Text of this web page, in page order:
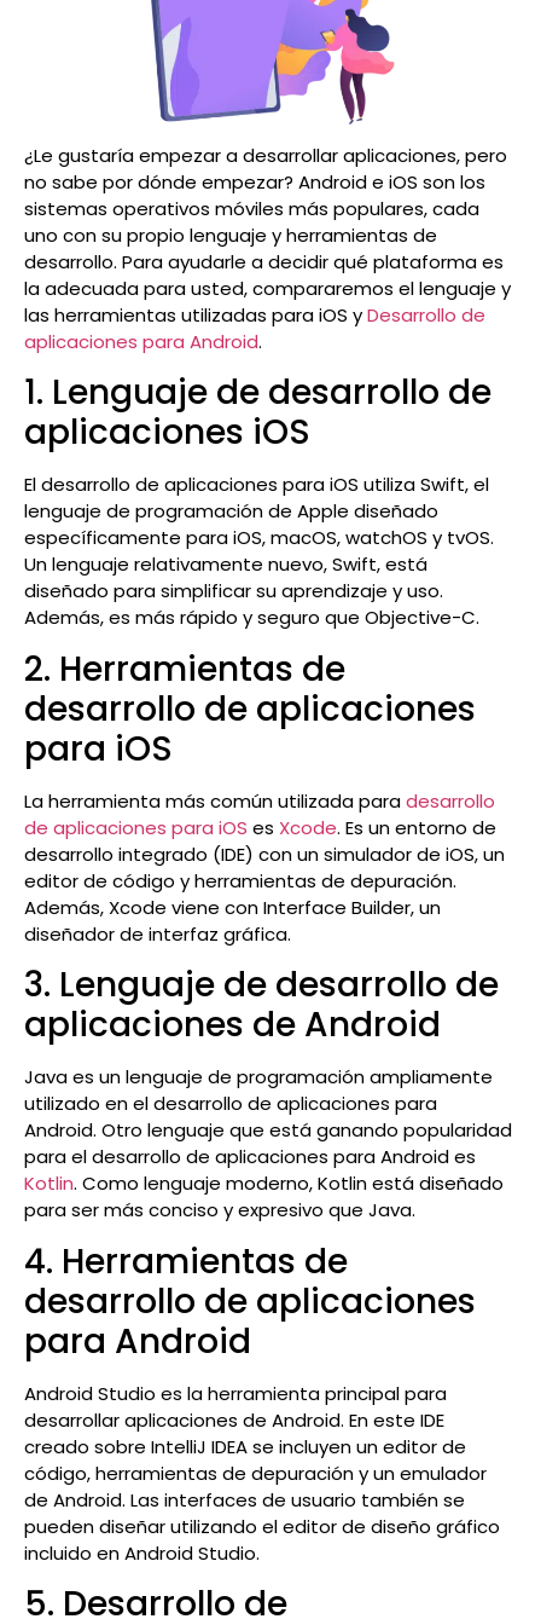
¿Le gustaría empezar a desarrollar aplicaciones, pero
no sabe por dónde empezar? Android e iOS son los
sistemas operativos móviles más populares, cada
uno con su propio lenguaje y herramientas de
desarrollo. Para ayudarle a decidir qué plataforma es
la adecuada para usted, compararemos el lenguaje y
las herramientas utilizadas para iOS yDesarrollo de
aplicaciones para Android.
1. Lenguaje de desarrollo de
aplicaciones iOS
El desarrollo de aplicaciones para iOS utiliza Swift, el
lenguaje de programación de Apple diseñado
específicamente para iOS, macOS, watchOS y tvOS.
Un lenguaje relativamente nuevo, Swift, está
diseñado para simplificar su aprendizaje y uso.
Además, es más rápido y seguro que Objective-C.
2. Herramientas de
desarrollo de aplicaciones
para iOS
La herramienta más común utilizada paradesarrollo
de aplicaciones para iOS es Xcode. Es un entorno de
desarrollo integrado (IDE) con un simulador de iOS, un
editor de código y herramientas de depuración.
Además, Xcode viene con Interface Builder, un
diseñador de interfaz gráfica.
3. Lenguaje de desarrollo de
aplicaciones de Android
Java es un lenguaje de programación ampliamente
utilizado en el desarrollo de aplicaciones para
Android. Otro lenguaje que está ganando popularidad
para el desarrollo de aplicaciones para Android es
Kotlin. Como lenguaje moderno, Kotlin está diseñado
para ser más conciso y expresivo que Java.
4. Herramientas de
desarrollo de aplicaciones
para Android
Android Studio es la herramienta principal para
desarrollar aplicaciones de Android. En este IDE
creado sobre IntelliJ IDEA se incluyen un editor de
código, herramientas de depuración y un emulador
de Android. Las interfaces de usuario también se
pueden diseñar utilizando el editor de diseño gráfico
incluido en Android Studio.
5. Desarrollo de